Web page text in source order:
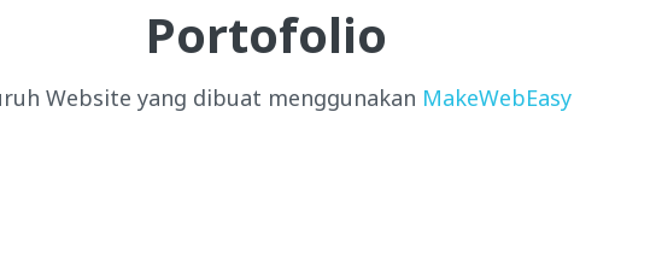
Portofolio
Website yang dibuat menggunakan MakeWebEasy